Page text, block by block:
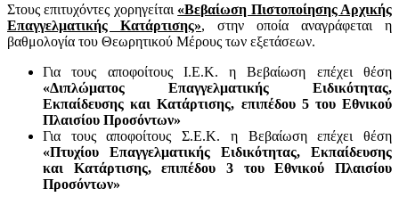
Στους επιτυχόντες χορηγείται «Βεβαίωση Πιστοποίησης Αρχικής
Επαγγελματικής Κατάρτισης», στην οποία αναγράφεται η
βαθμολογία του Θεωρητικού Μέρους των εξετάσεων.
Για τους αποφοίτους Ι.Ε.Κ. η Βεβαίωση επέχει θέση
«Διπλώματος Επαγγελματικής Ειδικότητας,
Εκπαίδευσης και Κατάρτισης, επιπέδου 5 του Εθνικού
Πλαισίου Προσόντων»
Για τους αποφοίτους Σ.Ε.Κ. η Βεβαίωση επέχει θέση
«Πτυχίου Επαγγελματικής Ειδικότητας, Εκπαίδευσης
και Κατάρτισης, επιπέδου 3 του Εθνικού Πλαισίου
Προσόντων»